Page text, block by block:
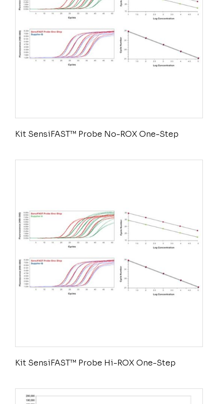
Kit SensiFAST™ Probe No-ROX One-Step
Kit SensiFAST™ Probe Hi-ROX One-Step